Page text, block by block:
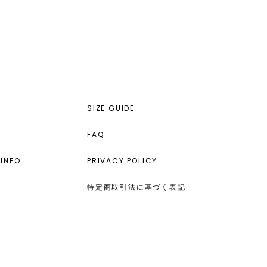
SIZE GUIDE
FAQ
PRIVACY POLICY
特定商取引法に基づく表記